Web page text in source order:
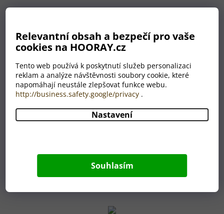
Relevantní obsah a bezpečí pro vaše
cookies na HOORAY.cz
Tento web používá k poskytnutí služeb personalizaci
reklam a analýze návštěvnosti soubory cookie, které
napomáhají neustále zlepšovat funkce webu.
http://business.safety.google/privacy .
Nastavení
Souhlasím
Stačí přiložit hotový motiv nebo popsat vlastními slovy
zadání pro grafika.
Grafik připraví náhled ke schválení. Ten vám pošleme na
email a po vašem potvrzení se pustíme do výroby.